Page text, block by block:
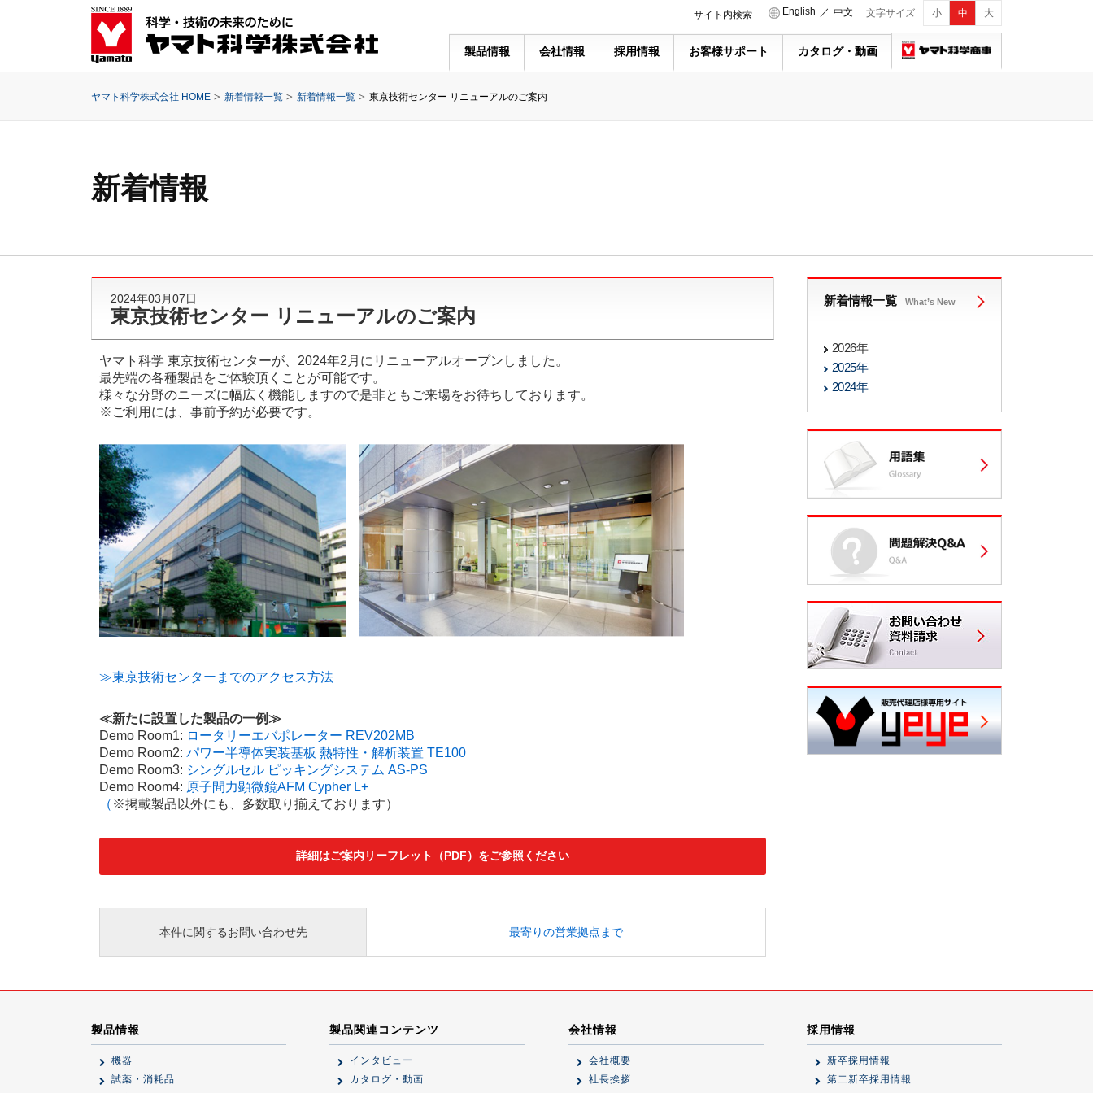
文字サイズ 小 中 大
English ／ 中文
サイト内検索
製品情報 会社情報 採用情報 お客様サポート カタログ・動画
ヤマト科学株式会社 HOME 新着情報一覧 新着情報一覧 東京技術センター リニューアルのご案内
新着情報
2024年03月07日
東京技術センター リニューアルのご案内
ヤマト科学 東京技術センターが、2024年2月にリニューアルオープンしました。
最先端の各種製品をご体験頂くことが可能です。
様々な分野のニーズに幅広く機能しますので是非ともご来場をお待ちしております。
※ご利用には、事前予約が必要です。
≫東京技術センターまでのアクセス方法
≪新たに設置した製品の一例≫
Demo Room1: ロータリーエバポレーター REV202MB
Demo Room2: パワー半導体実装基板 熱特性・解析装置 TE100
Demo Room3: シングルセル ピッキングシステム AS-PS
Demo Room4: 原子間力顕微鏡AFM Cypher L+
（ ※掲載製品以外にも、多数取り揃えております）
詳細はご案内リーフレット（PDF）をご参照ください
本件に関するお問い合わせ先 最寄りの営業拠点まで
新着情報一覧 What’s New
2026年
2025年
2024年
製品情報
機器
試薬・消耗品
製品関連コンテンツ
インタビュー
カタログ・動画
会社情報
会社概要
社長挨拶
採用情報
新卒採用情報
第二新卒採用情報